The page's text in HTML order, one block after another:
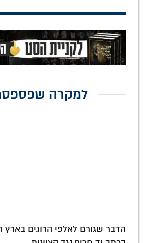
למקרה
הדבר שגורם לאלפי הרוגים בארץ